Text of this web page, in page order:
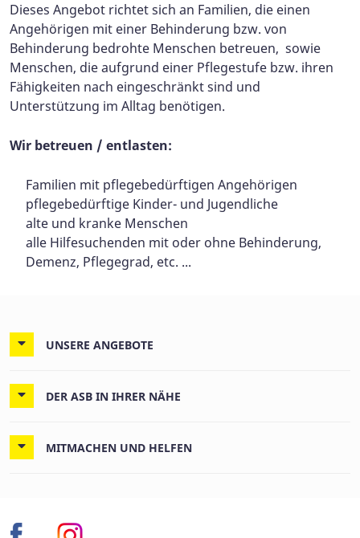
Dieses Angebot richtet sich an Familien, die einen
Angehörigen mit einer Behinderung bzw. von
Behinderung bedrohte Menschen betreuen, sowie
Menschen, die aufgrund einer Pflegestufe bzw. ihren
Fähigkeiten nach eingeschränkt sind und
Unterstützung im Alltag benötigen.
Wir betreuen / entlasten:
Familien mit pflegebedürftigen Angehörigen
pflegebedürftige Kinder- und Jugendliche
alte und kranke Menschen
alle Hilfesuchenden mit oder ohne Behinderung,
Demenz, Pflegegrad, etc. ...
UNSERE ANGEBOTE
DER ASB IN IHRER NÄHE
MITMACHEN UND HELFEN